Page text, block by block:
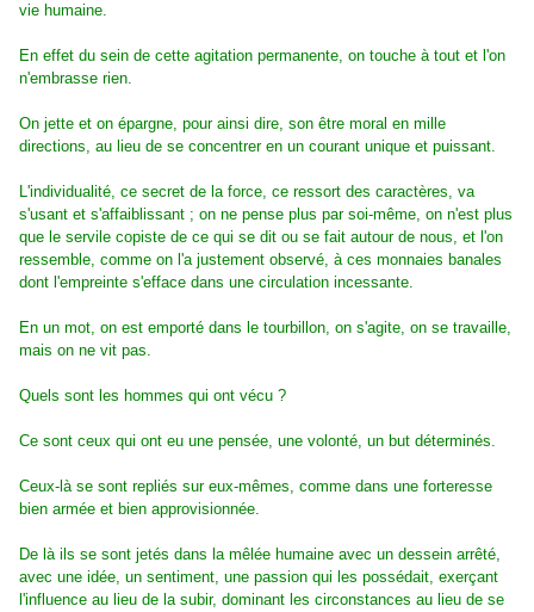
vie humaine.
En effet du sein de cette agitation permanente, on touche à tout et l'on
n'embrasse rien.
On jette et on épargne, pour ainsi dire, son être moral en mille
directions, au lieu de se concentrer en un courant unique et puissant.
L'individualité, ce secret de la force, ce ressort des caractères, va
s'usant et s'affaiblissant ; on ne pense plus par soi-même, on n'est plus
que le servile copiste de ce qui se dit ou se fait autour de nous, et l'on
ressemble, comme on l'a justement observé, à ces monnaies banales
dont l'empreinte s'efface dans une circulation incessante.
En un mot, on est emporté dans le tourbillon, on s'agite, on se travaille,
mais on ne vit pas.
Quels sont les hommes qui ont vécu ?
Ce sont ceux qui ont eu une pensée, une volonté, un but déterminés.
Ceux-là se sont repliés sur eux-mêmes, comme dans une forteresse
bien armée et bien approvisionnée.
De là ils se sont jetés dans la mêlée humaine avec un dessein arrêté,
avec une idée, un sentiment, une passion qui les possédait, exerçant
l'influence au lieu de la subir, dominant les circonstances au lieu de se